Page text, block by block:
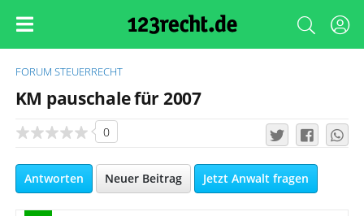
FORUM STEUERRECHT
KM pauschale für 2007
0
Antworten Neuer Beitrag Jetzt Anwalt fragen